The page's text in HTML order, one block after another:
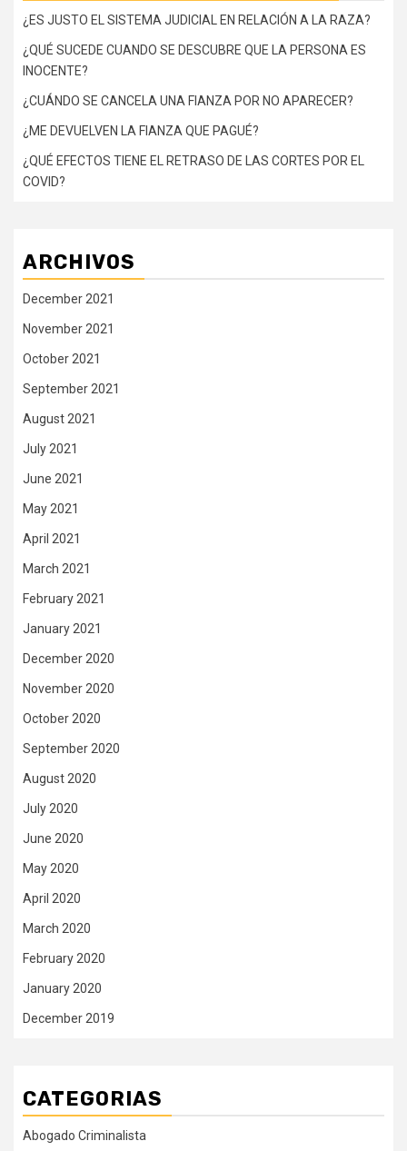
¿ES JUSTO EL SISTEMA JUDICIAL EN RELACIÓN A LA RAZA?
¿QUÉ SUCEDE CUANDO SE DESCUBRE QUE LA PERSONA ES
INOCENTE?
¿CUÁNDO SE CANCELA UNA FIANZA POR NO APARECER?
¿ME DEVUELVEN LA FIANZA QUE PAGUÉ?
¿QUÉ EFECTOS TIENE EL RETRASO DE LAS CORTES POR EL
COVID?
ARCHIVOS
December 2021
November 2021
October 2021
September 2021
August 2021
July 2021
June 2021
May 2021
April 2021
March 2021
February 2021
January 2021
December 2020
November 2020
October 2020
September 2020
August 2020
July 2020
June 2020
May 2020
April 2020
March 2020
February 2020
January 2020
December 2019
CATEGORIAS
Abogado Criminalista